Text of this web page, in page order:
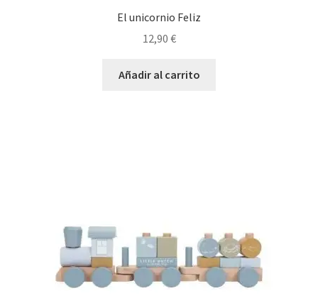
El unicornio Feliz
12,90 €
Añadir al carrito